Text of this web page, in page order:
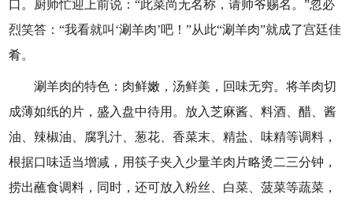
口。厨师忙迎上前说：“此菜尚无名称，请帅爷赐名。”忽必
烈笑答：“我看就叫‘涮羊肉’吧！”从此“涮羊肉”就成了宫廷佳
肴。
涮羊肉的特色：肉鲜嫩，汤鲜美，回味无穷。将羊肉切
成薄如纸的片，盛入盘中待用。放入芝麻酱、料酒、醋、酱
油、辣椒油、腐乳汁、葱花、香菜末、精盐、味精等调料，
根据口味适当增减，用筷子夹入少量羊肉片略烫二三分钟，
捞出蘸食调料，同时，还可放入粉丝、白菜、菠菜等蔬菜，